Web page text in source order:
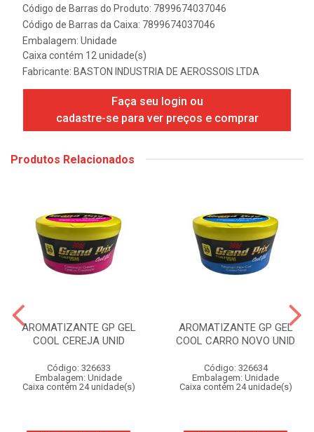
Código de Barras do Produto: 7899674037046
Código de Barras da Caixa: 7899674037046
Embalagem: Unidade
Caixa contém 12 unidade(s)
Fabricante: BASTON INDUSTRIA DE AEROSSOIS LTDA
Faça seu login ou
cadastre-se para ver preços e comprar
Produtos Relacionados
AROMATIZANTE GP GEL
COOL CEREJA UNID
Código: 326633
Embalagem: Unidade
Caixa contém 24 unidade(s)
AROMATIZANTE GP GEL
COOL CARRO NOVO UNID
Código: 326634
Embalagem: Unidade
Caixa contém 24 unidade(s)